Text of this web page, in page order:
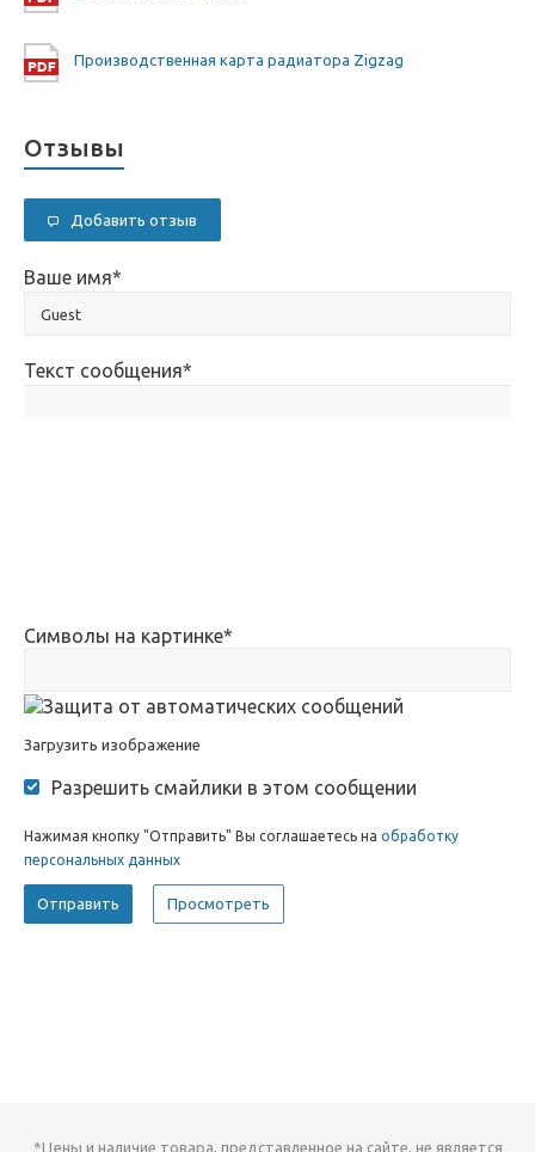
Производственная карта радиатора Zigzag
Отзывы
Добавить отзыв
Ваше имя*
Текст сообщения*
Символы на картинке*
Загрузить изображение
Разрешить смайлики в этом сообщении
Нажимая кнопку "Отправить" Вы соглашаетесь на обработку
персональных данных
*Цены и наличие товара, представленное на сайте, не является